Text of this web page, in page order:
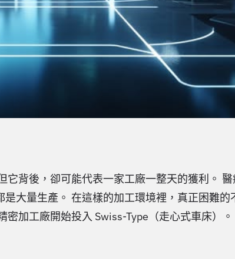
它背後，卻可能代表一家工廠一整天的獲利。
量生產。 在這樣的加工環境裡，真正困難的
加工廠開始投入 Swiss-Type（走心式車床）